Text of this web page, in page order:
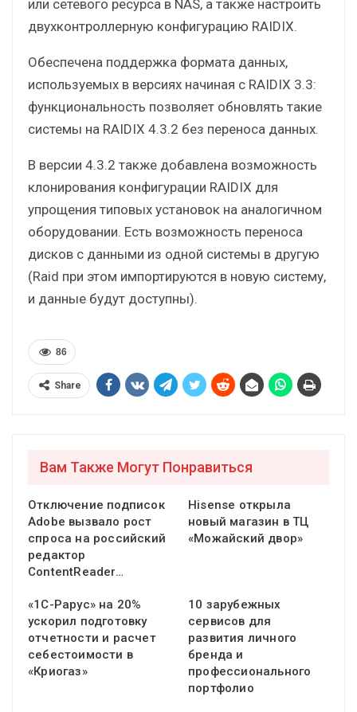
или сетевого ресурса в NAS, а также настроить
двухконтроллерную конфигурацию RAIDIX.
Обеспечена поддержка формата данных,
используемых в версиях начиная с RAIDIX 3.3:
функциональность позволяет обновлять такие
системы на RAIDIX 4.3.2 без переноса данных.
В версии 4.3.2 также добавлена возможность
клонирования конфигурации RAIDIX для
упрощения типовых установок на аналогичном
оборудовании. Есть возможность переноса
дисков с данными из одной системы в другую
(Raid при этом импортируются в новую систему,
и данные будут доступны).
86
Share
Вам Также Могут Понравиться
Отключение подписок
Adobe вызвало рост
спроса на российский
редактор
ContentReader…
Hisense открыла
новый магазин в ТЦ
«Можайский двор»
«1С-Рарус» на 20%
ускорил подготовку
отчетности и расчет
себестоимости в
«Криогаз»
10 зарубежных
сервисов для
развития личного
бренда и
профессионального
портфолио